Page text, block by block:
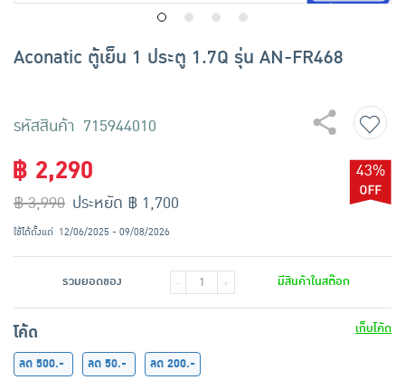
Aconatic ตู้เย็น 1 ประตู 1.7Q รุ่น AN-FR468
รหัสสินค้า 715944010
฿ 2,290
฿ 3,990
43%
ประหยัด ฿ 1,700
ใช้ได้ตั้งแต่ 12/06/2025 - 09/08/2026
รวมยอดของ - + มีสินค้าในสต๊อก
โค้ด
เก็บโค้ด
ลด 500.-
ลด 50.-
ลด 200.-